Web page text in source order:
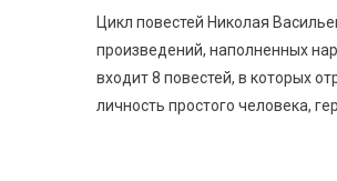
Цикл повестей Николая
произведений, наполненных
входит 8 повестей, в которых
личность простого человека,